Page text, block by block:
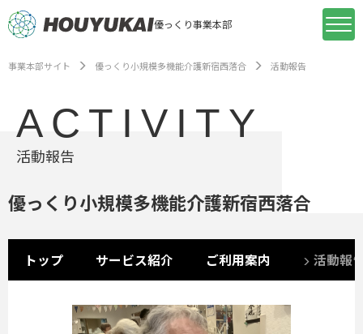
優っくり事業本部
事業本部サイト 優っくり小規模多機能介護新宿西落合 活動報告
ACTIVITY
活動報告
優っくり小規模多機能介護新宿西落合
トップ サービス紹介 ご利用案内 活動報